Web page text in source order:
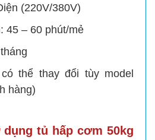
(220V/380V)
45 – 60 phút/mẻ
thể thay đổi tùy model
hàng)
tủ hấp cơm 50kg